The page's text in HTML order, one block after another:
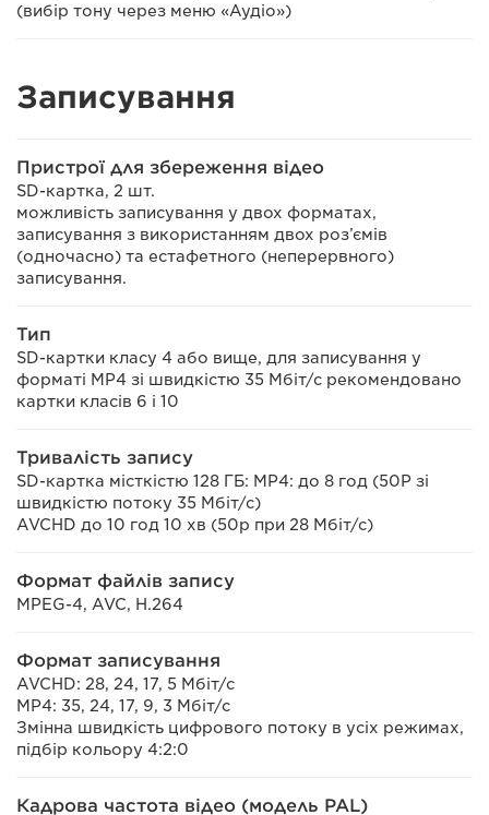
(вибір тону через меню «Аудіо»)
Записування
Пристрої для збереження відео
SD-картка, 2 шт.
можливість записування у двох форматах,
записування з використанням двох роз’ємів
(одночасно) та естафетного (неперервного)
записування.
Тип
SD-картки класу 4 або вище, для записування у
форматі MP4 зі швидкістю 35 Мбіт/с рекомендовано
картки класів 6 і 10
Тривалість запису
SD-картка місткістю 128 ГБ: MP4: до 8 год (50P зі
швидкістю потоку 35 Мбіт/с)
AVCHD до 10 год 10 хв (50p при 28 Мбіт/с)
Формат файлів запису
MPEG-4, AVC, H.264
Формат записування
AVCHD: 28, 24, 17, 5 Мбіт/с
MP4: 35, 24, 17, 9, 3 Мбіт/с
Змінна швидкість цифрового потоку в усіх режимах,
підбір кольору 4:2:0
Кадрова частота відео (модель PAL)